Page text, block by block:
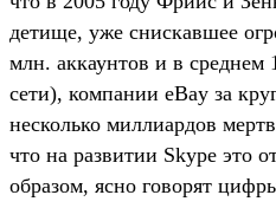
детище, уже снискавшее
млн. аккаунтов и в среднем
сети), компании eBay за
несколько миллиардов
что на развитии Skype это
образом, ясно говорят